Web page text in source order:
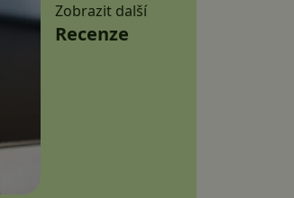
Zobrazit další
Recenze